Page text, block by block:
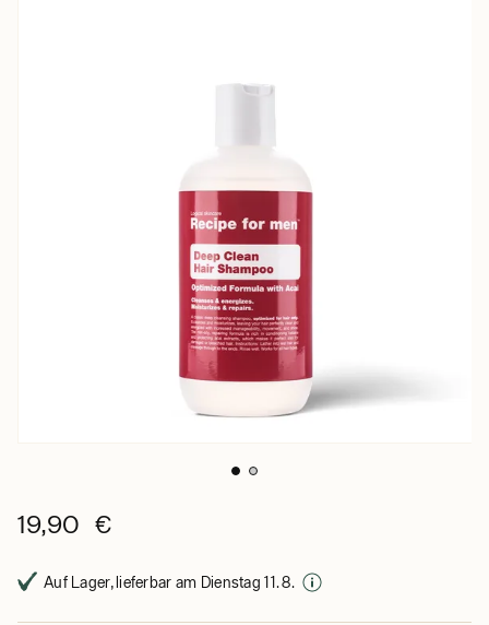
19,90 €
Auf Lager, lieferbar am Dienstag 11. 8.